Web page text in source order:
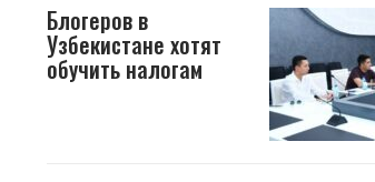
Блогеров в
Узбекистане хотят
обучить налогам